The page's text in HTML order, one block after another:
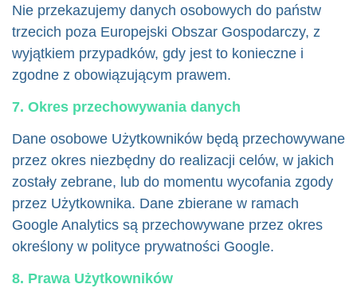
Nie przekazujemy danych osobowych do państw
trzecich poza Europejski Obszar Gospodarczy, z
wyjątkiem przypadków, gdy jest to konieczne i
zgodne z obowiązującym prawem.
7. Okres przechowywania danych
Dane osobowe Użytkowników będą przechowywane
przez okres niezbędny do realizacji celów, w jakich
zostały zebrane, lub do momentu wycofania zgody
przez Użytkownika. Dane zbierane w ramach
Google Analytics są przechowywane przez okres
określony w polityce prywatności Google.
8. Prawa Użytkowników